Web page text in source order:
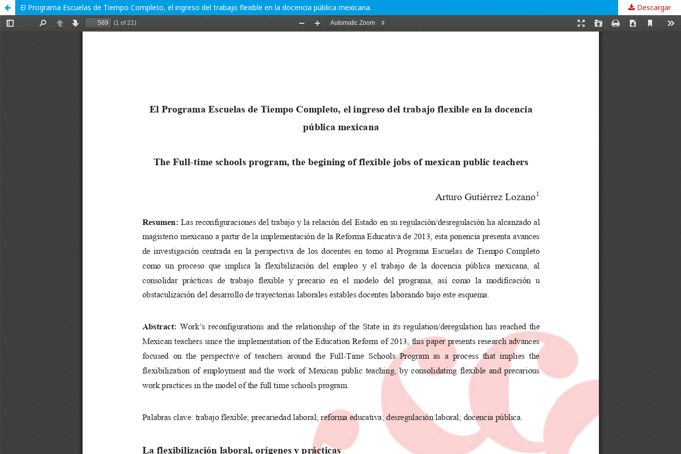
El Programa Escuelas de Tiempo Completo, el ingreso del trabajo flexible en la docencia pública mexicana. Descargar